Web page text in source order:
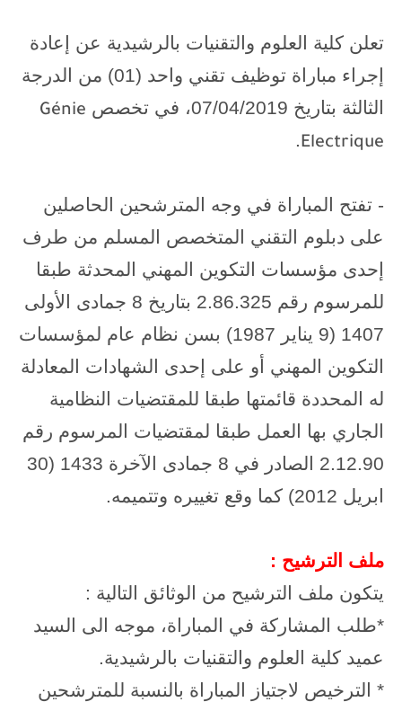
تعلن كلية العلوم والتقنيات بالرشيدية عن إعادة
إجراء مباراة توظيف تقني واحد (01) من الدرجة
الثالثة بتاريخ 07/04/2019، في تخصص
Génie
Electrique
.
- تفتح المباراة في وجه المترشحين الحاصلين
على دبلوم التقني المتخصص المسلم من طرف
إحدى مؤسسات التكوين المهني المحدثة طبقا
للمرسوم رقم 2.86.325 بتاريخ 8 جمادى الأولى
1407 (9 يناير 1987) بسن نظام عام لمؤسسات
التكوين المهني أو على إحدى الشهادات المعادلة
له المحددة قائمتها طبقا للمقتضيات النظامية
الجاري بها العمل طبقا لمقتضيات المرسوم رقم
2.12.90 الصادر في 8 جمادى الآخرة 1433 (30
ابريل 2012) كما وقع تغييره وتتميمه.
ملف الترشيح :
يتكون ملف الترشيح من الوثائق التالية :
*طلب المشاركة في المباراة، موجه الى السيد
عميد كلية العلوم والتقنيات بالرشيدية.
* الترخيص لاجتياز المباراة بالنسبة للمترشحين